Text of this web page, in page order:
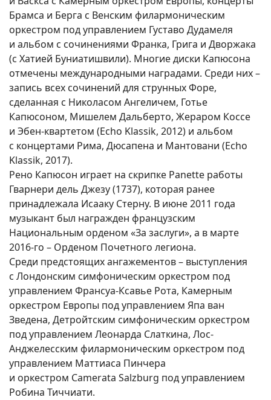
Брамса и Берга с Венским филармоническим
оркестром под управлением Густаво Дудамеля
и альбом с сочинениями Франка, Грига и Дворжака
(с Хатией Буниатишвили). Многие диски Капюсона
отмечены международными наградами. Среди них –
запись всех сочинений для струнных Форе,
сделанная с Николасом Ангеличем, Готье
Капюсоном, Мишелем Дальберто, Жераром Коссе
и Эбен-квартетом (Echo Klassik, 2012) и альбом
с концертами Рима, Дюсапена и Мантовани (Echo
Klassik, 2017).
Рено Капюсон играет на скрипке Panette работы
Гварнери дель Джезу (1737), которая ранее
принадлежала Исааку Стерну. В июне 2011 года
музыкант был награжден французским
Национальным орденом «За заслуги», а в марте
2016-го – Орденом Почетного легиона.
Среди предстоящих ангажементов – выступления
с Лондонским симфоническим оркестром под
управлением Франсуа-Ксавье Рота, Камерным
оркестром Европы под управлением Япа ван
Зведена, Детройтским симфоническим оркестром
под управлением Леонарда Слаткина, Лос-
Анджелесским филармоническим оркестром под
управлением Маттиаса Пинчера
и оркестром Camerata Salzburg под управлением
Робина Тиччиати.